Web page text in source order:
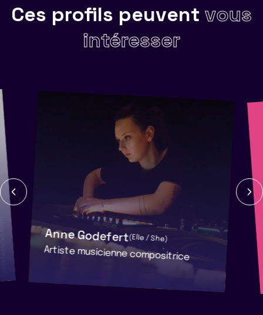
Ces profils peuvent vous
intéresser
Anne Godefert(Elle / She)
Artiste musicienne compositrice